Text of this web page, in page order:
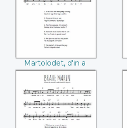
Martolodet, d'in a
leret
Brave marin